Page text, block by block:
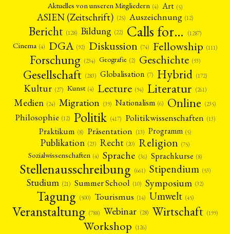
Aktuelles von unseren Mitgliedern (4) Art (5)
ASIEN (Zeitschrift) (25) Auszeichnung (12)
Bericht (128) Bildung (22) Calls for… (1287)
Cinema (4) DGA (92) Diskussion (74) Fellowship (111)
Forschung (234) Geografie (2) Geschichte (93)
Gesellschaft (283) Globalisation (7) Hybrid (172)
Kultur (27) Kunst (4) Lecture (94) Literatur (261)
Medien (24) Migration (39) Nationalism (6) Online (235)
Philosophie (12) Politik (417) Politikwissenschaften (13)
Praktikum (8) Präsentation (13) Programm (5)
Publikation (23) Recht (20) Religion (75)
Sozialwissenschaften (4) Sprache (36) Sprachkurse (8)
Stellenausschreibung (661) Stipendium (53)
Studium (21) Summer School (10) Symposium (32)
Tagung (500) Tourismus (14) Umwelt (45)
Veranstaltung (788) Webinar (28) Wirtschaft (199)
Workshop (126)